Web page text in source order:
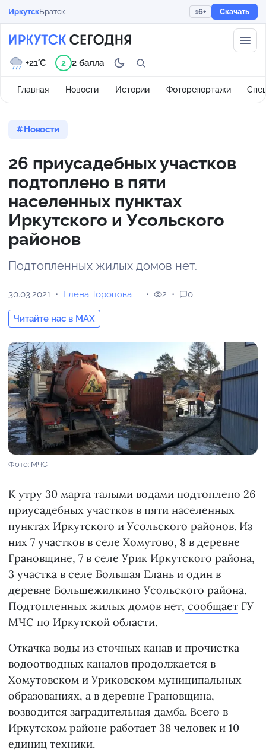
ИркутскБратск 16+ Скачать
Главная Новости Истории Фоторепортажи
+21°C 2 2 балла
Новости
26 приусадебных участков
подтоплено в пяти
населенных пунктах
Иркутского и Усольского
районов
Подтопленных жилых домов нет.
30.03.2021 Елена Торопова
Читайте нас в MAX
2 0
Фото: МЧС
К утру 30 марта талыми водами подтоплено 26
приусадебных участков в пяти населенных
пунктах Иркутского и Усольского районов. Из
них 7 участков в селе Хомутово, 8 в деревне
Грановщине, 7 в селе Урик Иркутского района,
3 участка в селе Большая Елань и один в
деревне Большежилкино Усольского района.
Подтопленных жилых домов нет, сообщает ГУ
МЧС по Иркутской области.
Откачка воды из сточных канав и прочистка
водоотводных каналов продолжается в
Хомутовском и Уриковском муниципальных
образованиях, а в деревне Грановщина,
возводится заградительная дамба. Всего в
Иркутском районе работает 38 человек и 10
единиц техники.